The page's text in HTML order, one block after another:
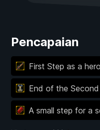
Pencapaian
First Step as a hero
End of the
A small step for a